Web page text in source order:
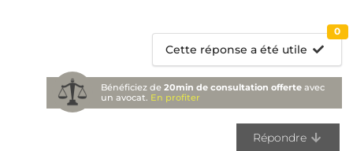
Cette réponse a été utile
0
Bénéficiez de20min de consultation offerte avec
un avocat. En profiter
Répondre